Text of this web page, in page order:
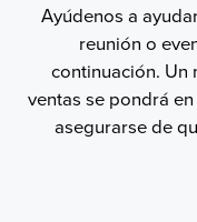
Ayúdenos a
reunión o
continuación.
ventas se pondrá
asegurarse de